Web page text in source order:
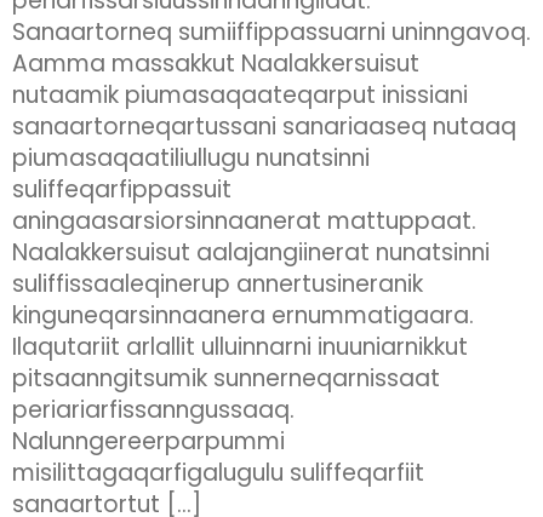
Sanaartorneq sumiiffippassuarni uninngavoq.
Aamma massakkut Naalakkersuisut
nutaamik piumasaqaateqarput inissiani
sanaartorneqartussani sanariaaseq nutaaq
piumasaqaatiliullugu nunatsinni
suliffeqarfippassuit
aningaasarsiorsinnaanerat mattuppaat.
Naalakkersuisut aalajangiinerat nunatsinni
suliffissaaleqinerup annertusineranik
kinguneqarsinnaanera ernummatigaara.
Ilaqutariit arlallit ulluinnarni inuuniarnikkut
pitsaanngitsumik sunnerneqarnissaat
periariarfissanngussaaq.
Nalunngereerparpummi
misilittagaqarfigalugulu suliffeqarfiit
sanaartortut […]